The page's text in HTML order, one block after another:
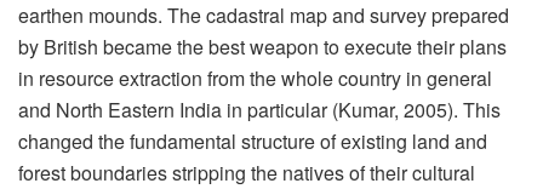
earthen mounds. The cadastral map and survey prepared
by British became the best weapon to execute their plans
in resource extraction from the whole country in general
and North Eastern India in particular (Kumar, 2005). This
changed the fundamental structure of existing land and
forest boundaries stripping the natives of their cultural